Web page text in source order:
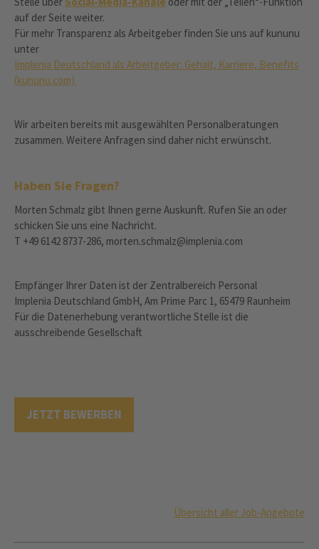
auf der Seite weiter.
Für mehr Transparenz als Arbeitgeber finden Sie uns auf kununu
unter
Implenia Deutschland als Arbeitgeber: Gehalt, Karriere, Benefits
(kununu.com)
Wir arbeiten bereits mit ausgewählten Personalberatungen
zusammen. Weitere Anfragen sind daher nicht erwünscht.
Haben Sie Fragen?
Morten Schmalz gibt Ihnen gerne Auskunft. Rufen Sie an oder
schicken Sie uns eine Nachricht.
T +49 6142 8737-286, morten.schmalz@implenia.com
Empfänger Ihrer Daten ist der Zentralbereich Personal
Implenia Deutschland GmbH, Am Prime Parc 1, 65479 Raunheim
Für die Datenerhebung verantwortliche Stelle ist die
ausschreibende Gesellschaft
JETZT BEWERBEN
Übersicht aller Job-Angebote